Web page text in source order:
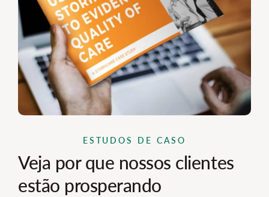
ESTUDOS DE CASO
Veja por que nossos clientes
estão prosperando